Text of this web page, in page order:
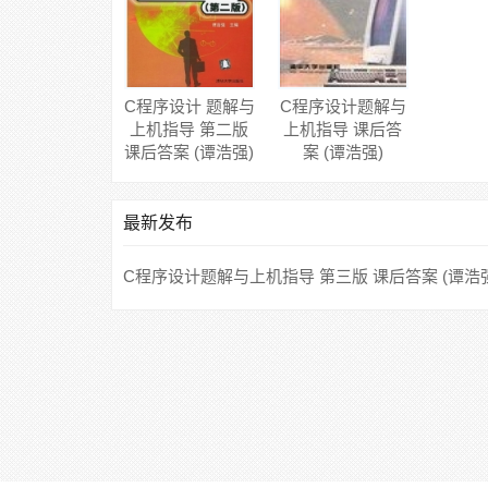
C程序设计 题解与
上机指导 第二版
课后答案 (谭浩强)
C程序设计题解与
上机指导 课后答
案 (谭浩强)
最新发布
C程序设计题解与上机指导 第三版 课后答案 (谭浩